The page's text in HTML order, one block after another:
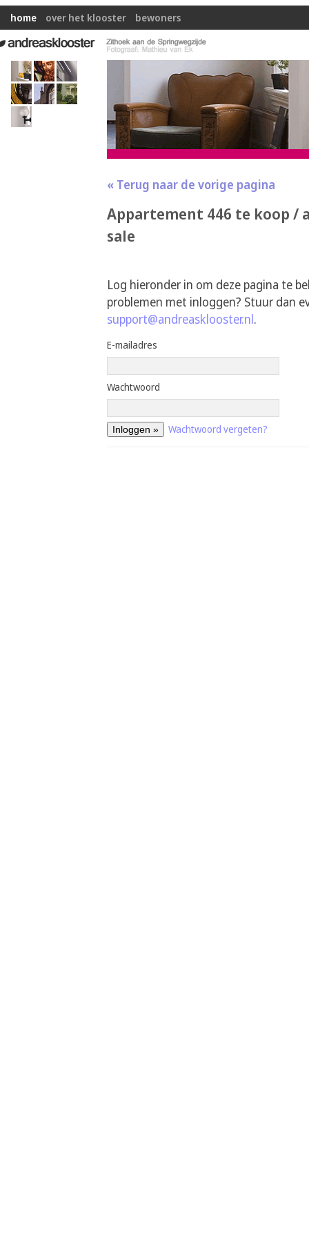
home over het klooster bewoners
« Terug naar de vorige pagina
Appartement 446 te koop /
sale
Log hieronder in om deze pagina te
problemen met inloggen? Stuur dan
support@andreasklooster.nl.
E-mailadres
Wachtwoord
Wachtwoord vergeten?